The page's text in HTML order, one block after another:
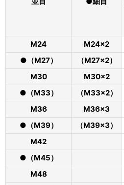
M24 M24×2
●（M27） （M27×2）
M30
M30×2
●（M33）
（M33×2）
M36
M36×3
●（M39）
（M39×3）
M42
●（M45）
M48